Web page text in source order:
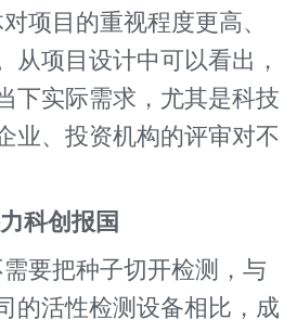
项目的重视程度更高、
从项目设计中可以看出，
下实际需求，尤其是科技
业、投资机构的评审对不
科创报国
要把种子切开检测，与
的活性检测设备相比，成